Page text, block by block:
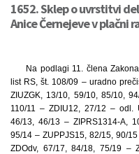
1652. Sklep o uvrstitvi
Anice Černejeve v plačni
Na podlagi 11. člena
list RS, št. 108/09 – uradno
ZIUZGK, 13/10, 59/10, 85/10,
110/11 – ZDIU12, 27/12 – odl.
46/13, 46/13 – ZIPRS1314-A,
95/14 – ZUPPJS15, 82/15, 90/
ZDOdv, 67/17, 84/18, 75/19 –